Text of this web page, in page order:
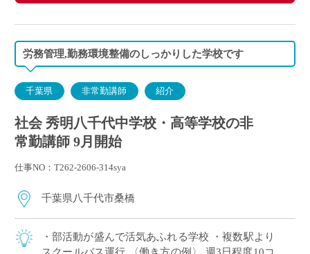
労務管理,勤務環境整備のしっかりした学校です
千葉県 非常勤講師 紹介
社会 秀明八千代中学校・高等学校の非
常勤講師 9月開始
仕事NO：T262-2606-314sya
千葉県八千代市桑橋
・部活動が盛んで活気あふれる学校 ・複数駅より